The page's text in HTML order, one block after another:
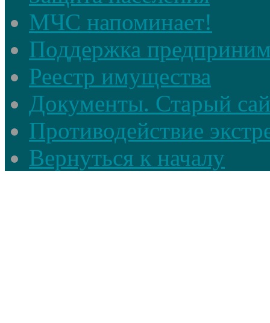
МЧС напоминает!
Поддержка
Реестр имущества
Документы. Старый
Противодействие
Вернуться к началу